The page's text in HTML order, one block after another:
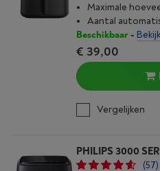
Maximale
Aantal
Beschikbaar-
€ 39,00
Vergelijken
PHILIPS 3000
(57)